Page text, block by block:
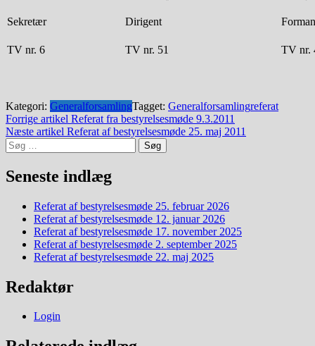
Sekretær Dirigent
TV nr. 6 TV nr. 51 TV nr.
Kategori: GeneralforsamlingTagget: Generalforsamlingreferat
Indlægsnavigation
Forrige artikel Referat fra bestyrelsesmøde 9.3.2011
Næste artikel Referat af bestyrelsesmøde 25. maj 2011
Søg
efter:
Seneste indlæg
Referat af bestyrelsesmøde 25. februar 2026
Referat af bestyrelsesmøde 12. januar 2026
Referat af bestyrelsesmøde 17. november 2025
Referat af bestyrelsesmøde 2. september 2025
Referat af bestyrelsesmøde 22. maj 2025
Redaktør
Login